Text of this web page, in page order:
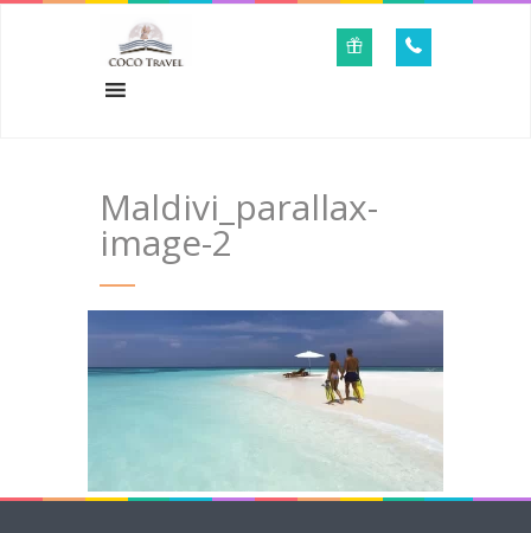
Maldivi_parallax-
image-2